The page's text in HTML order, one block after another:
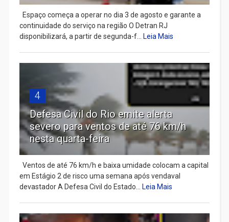
Espaço começa a operar no dia 3 de agosto e garante a
continuidade do serviço na região O Detran RJ
disponibilizará, a partir de segunda-f...
Leia Mais
4
Defesa Civil do Rio emite alerta
severo para ventos de até 76 km/h
nesta quarta-feira
Ventos de até 76 km/h e baixa umidade colocam a capital
em Estágio 2 de risco uma semana após vendaval
devastador A Defesa Civil do Estado...
Leia Mais